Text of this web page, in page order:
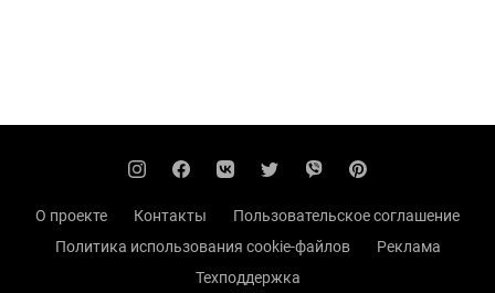
О проекте Контакты
Пользовательское соглашение
Политика использования cookie-файлов
Реклама
Техподдержка